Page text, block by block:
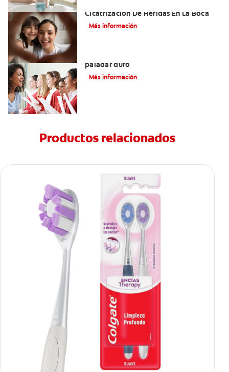
Cicatrización De Heridas En La Boca
Más información
paladar duro
Más información
Productos relacionados